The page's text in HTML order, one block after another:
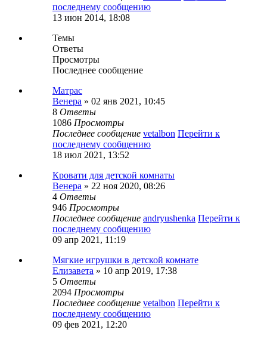
последнему сообщению
13 июн 2014, 18:08
Темы
Ответы
Просмотры
Последнее сообщение
Матрас
Венера » 02 янв 2021, 10:45
8 Ответы
1086 Просмотры
Последнее сообщение vetalbon Перейти к
последнему сообщению
18 июл 2021, 13:52
Кровати для детской комнаты
Венера » 22 ноя 2020, 08:26
4 Ответы
946 Просмотры
Последнее сообщение andryushenka Перейти к
последнему сообщению
09 апр 2021, 11:19
Мягкие игрушки в детской комнате
Елизавета » 10 апр 2019, 17:38
5 Ответы
2094 Просмотры
Последнее сообщение vetalbon Перейти к
последнему сообщению
09 фев 2021, 12:20